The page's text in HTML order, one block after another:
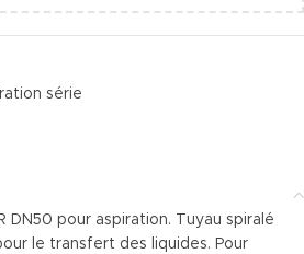
série
DN50 pour aspiration. Tuyau spiralé
le transfert des liquides. Pour